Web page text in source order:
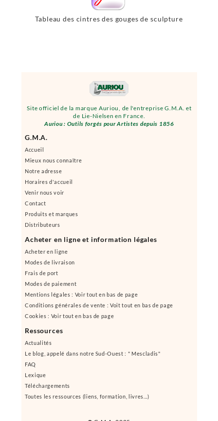
Site officiel de la marque Auriou, de l'entreprise G.M.A. et
de Lie-Nielsen en France.
Auriou : Outils forgés pour Artistes depuis 1856
G.M.A.
Accueil
Mieux nous connaître
Notre adresse
Horaires d'accueil
Venir nous voir
Contact
Produits et marques
Distributeurs
Acheter en ligne et information légales
Acheter en ligne
Modes de livraison
Frais de port
Modes de paiement
Mentions légales : Voir tout en bas de page
Conditions générales de vente : Voit tout en bas de page
Cookies : Voir tout en bas de page
Ressources
Actualités
Le blog, appelé dans notre Sud-Ouest : " Mescladis"
FAQ
Lexique
Téléchargements
Toutes les ressources (liens, formation, livres...)
Tableau des cintres des gouges de sculpture